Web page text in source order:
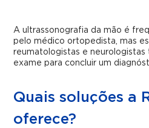
A ultrassonografia da mão é
pelo médico ortopedista, mas
reumatologistas e
exame para concluir um
Quais soluções a
oferece?